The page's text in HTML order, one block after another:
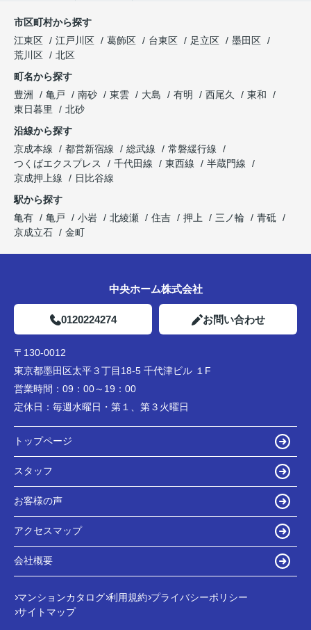
市区町村から探す
江東区
江戸川区 葛飾区 台東区 足立区
墨田区
荒川区
北区
町名から探す
豊洲
亀戸 南砂 東雲 大島 有明 西尾久
東和
東日暮里
北砂
沿線から探す
京成本線
都営新宿線 総武線
常磐緩行線
つくばエクスプレス
千代田線 東西線
半蔵門線
京成押上線
日比谷線
駅から探す
亀有
亀戸 小岩 北綾瀬 住吉 押上 三ノ輪
青砥
京成立石
金町
中央ホーム株式会社
0120224274 お問い合わせ
〒130-0012
東京都墨田区太平３丁目18-5 千代津ビル １F
営業時間： 09：00～19：00
定休日： 毎週水曜日・第１、第３火曜日
トップページ
スタッフ
お客様の声
アクセスマップ
会社概要
マンションカタログ 利用規約 プライバシーポリシー
サイトマップ